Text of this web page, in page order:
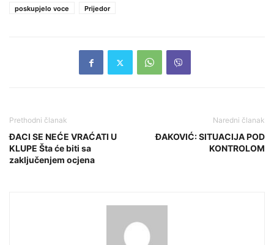
poskupjelo voce Prijedor
Prethodni članak
ĐACI SE NEĆE VRAĆATI U
KLUPE Šta će biti sa
zaključenjem ocjena
Naredni članak
ĐAKOVIĆ: SITUACIJA POD
KONTROLOM